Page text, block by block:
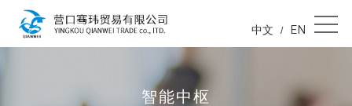
中文 / EN
智能中枢